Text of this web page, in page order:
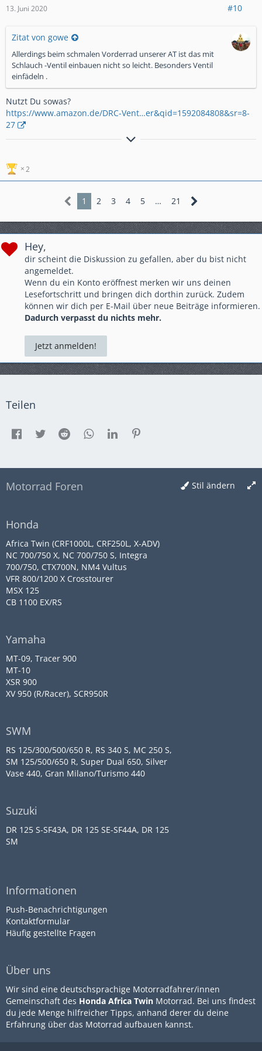
13. Juni 2020 #10
Zitat von gowe
Allerdings beim schmalen Vorderrad unserer AT ist das mit
Schlauch -Ventil einbauen nicht so leicht. Besonders Ventil
einfädeln .
Nutzt Du sowas?
https://www.amazon.de/DRC-Vent…er&qid=1592084808&sr=8-
27
... ReiseberichtIsland 2019
2
1 2 3 4 5 … 21
Hey,
dir scheint die Diskussion zu gefallen, aber du bist nicht
angemeldet.
Wenn du ein Konto eröffnest merken wir uns deinen
Lesefortschritt und bringen dich dorthin zurück. Zudem
können wir dich per E-Mail über neue Beiträge informieren.
Dadurch verpasst du nichts mehr.
Jetzt anmelden!
Teilen
Stil ändern
Motorrad Foren
Honda
Africa Twin (CRF1000L, CRF250L, X-ADV)
NC 700/750 X, NC 700/750 S, Integra
700/750, CTX700N, NM4 Vultus
VFR 800/1200 X Crosstourer
MSX 125
CB 1100 EX/RS
Yamaha
MT-09, Tracer 900
MT-10
XSR 900
XV 950 (R/Racer), SCR950R
SWM
RS 125/300/500/650 R, RS 340 S, MC 250 S,
SM 125/500/650 R, Super Dual 650, Silver
Vase 440, Gran Milano/Turismo 440
Suzuki
DR 125 S-SF43A, DR 125 SE-SF44A, DR 125
SM
Informationen
Push-Benachrichtigungen
Kontaktformular
Häufig gestellte Fragen
Über uns
Wir sind eine deutschsprachige Motorradfahrer/innen
Gemeinschaft des Honda Africa Twin Motorrad. Bei uns findest
du jede Menge hilfreicher Tipps, anhand derer du deine
Erfahrung über das Motorrad aufbauen kannst.